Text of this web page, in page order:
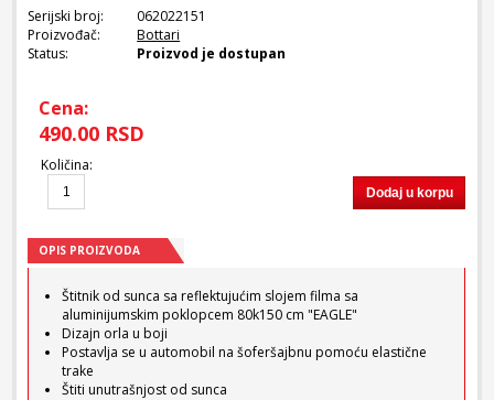
Serijski broj:
062022151
Proizvođač:
Bottari
Status:
Proizvod je dostupan
Cena:
490.00 RSD
Količina:
Dodaj u korpu
OPIS PROIZVODA
Štitnik od sunca sa reflektujućim slojem filma sa
aluminijumskim poklopcem 80k150 cm "EAGLE"
Dizajn orla u boji
Postavlja se u automobil na šoferšajbnu pomoću elastične
trake
Štiti unutrašnjost od sunca